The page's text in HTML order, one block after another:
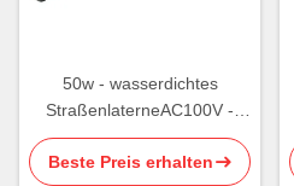
50w - wasserdichtes
StraßenlaterneAC100V -
200w LED europäische Art
240V
Beste Preis erhalten